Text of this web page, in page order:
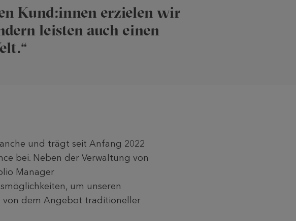
Kund:innen erzielen wir
leisten auch einen
und trägt seit Anfang 2022
bei. Neben der Verwaltung von
Manager
um unseren
von dem Angebot traditioneller